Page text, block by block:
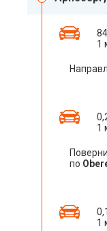
1
1
по
1